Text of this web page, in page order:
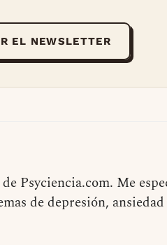
EL NEWSLETTER
Psyciencia.com. Me
de depresión,